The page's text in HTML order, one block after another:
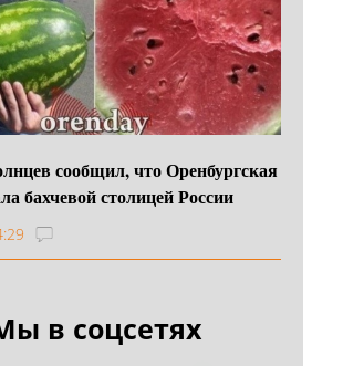
сообщил, что Оренбургская
бахчевой столицей России
в соцсетях